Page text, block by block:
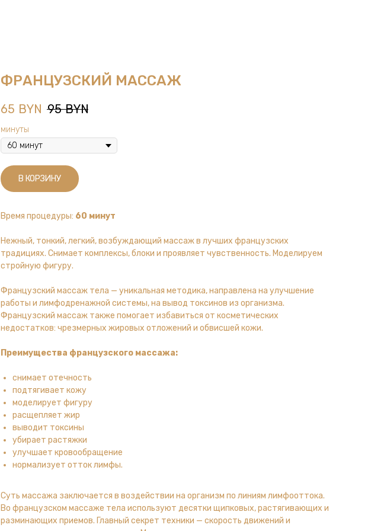
ФРАНЦУЗСКИЙ МАССАЖ
65 BYN 95 BYN
минуты
В КОРЗИНУ
Время процедуры: 60 минут
Нежный, тонкий, легкий, возбуждающий массаж в лучших французских
традициях. Снимает комплексы, блоки и проявляет чувственность. Моделируем
стройную фигуру.
Французский массаж тела — уникальная методика, направлена на улучшение
работы и лимфодренажной системы, на вывод токсинов из организма.
Французский массаж также помогает избавиться от косметических
недостатков: чрезмерных жировых отложений и обвисшей кожи.
Преимущества французского массажа:
снимает отечность
подтягивает кожу
моделирует фигуру
расщепляет жир
выводит токсины
убирает растяжки
улучшает кровообращение
нормализует отток лимфы.
Суть массажа заключается в воздействии на организм по линиям лимфооттока.
Во французском массаже тела используют десятки щипковых, растягивающих и
разминающих приемов. Главный секрет техники — скорость движений и